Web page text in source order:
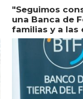
"Seguimos
una Banca de
familias y a las